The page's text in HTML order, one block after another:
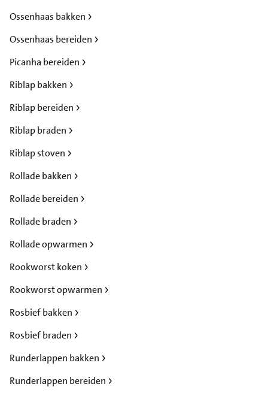
Ossenhaas bakken
Ossenhaas bereiden
Picanha bereiden
Riblap bakken
Riblap bereiden
Riblap braden
Riblap stoven
Rollade bakken
Rollade bereiden
Rollade braden
Rollade opwarmen
Rookworst koken
Rookworst opwarmen
Rosbief bakken
Rosbief braden
Runderlappen bakken
Runderlappen bereiden